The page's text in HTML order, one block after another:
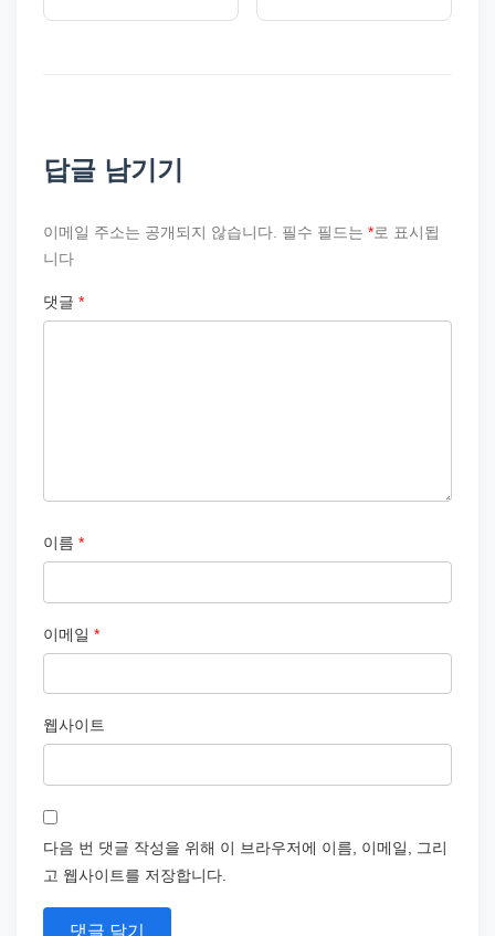
답글 남기기
이메일 주소는 공개되지 않습니다. 필수 필드는 *로 표시됩
니다
댓글 *
이름 *
이메일 *
웹사이트
다음 번 댓글 작성을 위해 이 브라우저에 이름, 이메일, 그리
고 웹사이트를 저장합니다.